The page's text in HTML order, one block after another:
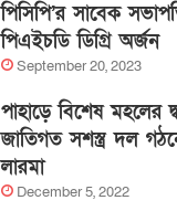
পিসিপি’র সাবেক
পিএইচডি ডিগ্রি অর্জন
September 20, 2023
পাহাড়ে বিশেষ মহলের
জাতিগত সশস্ত্র দল
লারমা
December 5, 2022